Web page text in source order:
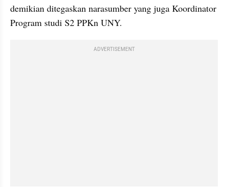
demikian ditegaskan narasumber yang juga Koordinator
Program studi S2 PPKn UNY.
ADVERTISEMENT